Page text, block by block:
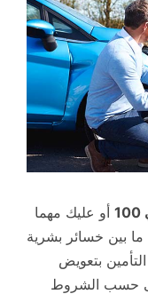
أو عليك مهما
ما بين خسائر بشرية
بتعويض
حسب الشروط